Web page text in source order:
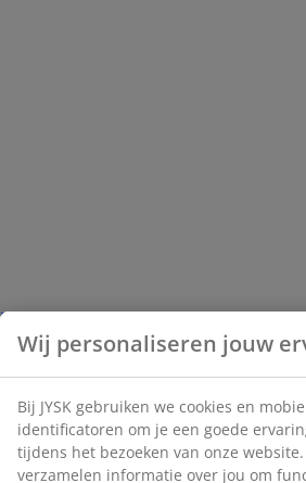
Wij personaliseren jouw
Bij JYSK gebruiken we cookies en
identificatoren om je een goede
tijdens het bezoeken van onze website.
verzamelen informatie over jou om